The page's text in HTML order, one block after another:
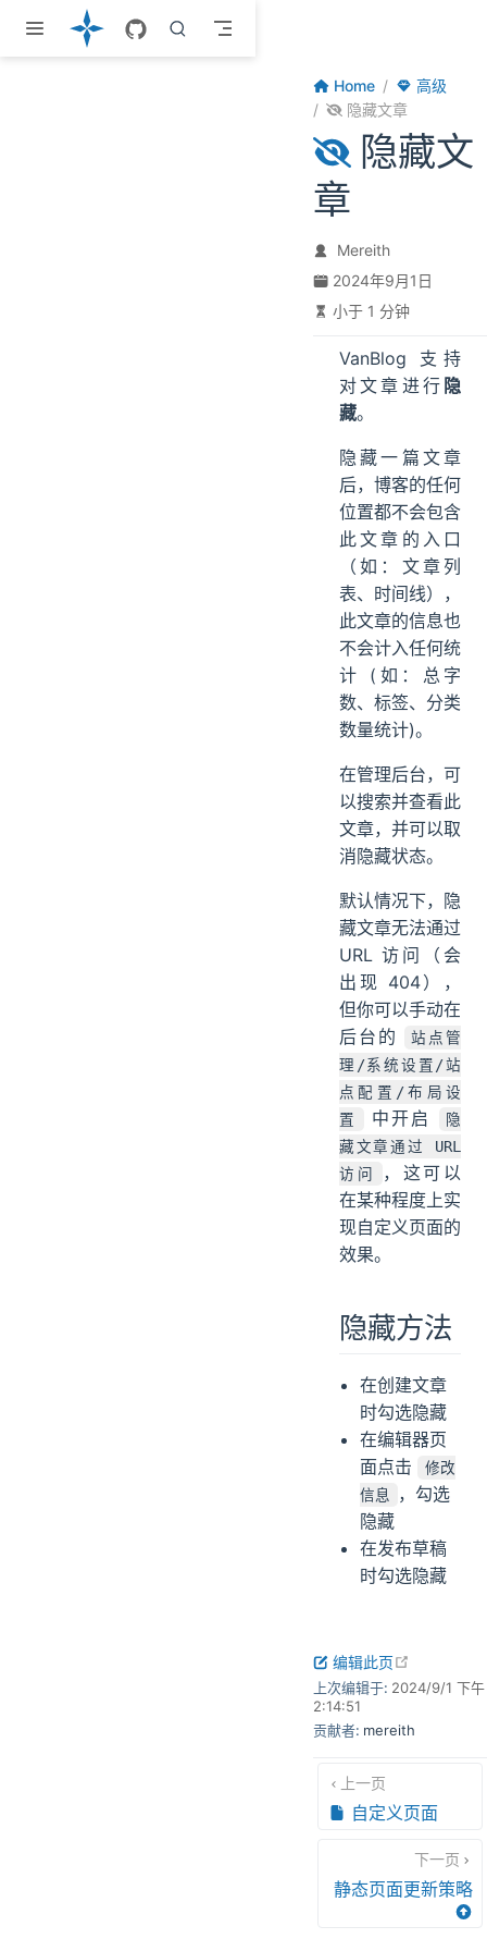
跳至主要內容
Home
高级
隐藏文章
隐藏文
章
Mereith
2024年9月1日
小于 1 分钟
VanBlog 支持
对文章进行 隐
藏。
隐藏一篇文章
后，博客的任何
位置都不会包含
此文章的入口
（如：文章列
表、时间线），
此文章的信息也
不会计入任何统
计 (如：总字
数、标签、分类
数量统计)。
在管理后台，可
以搜索并查看此
文章，并可以取
消隐藏状态。
默认情况下，隐
藏文章无法通过
URL 访问（会
出现 404），
但你可以手动在
后台的
站点管
理/系统设置/站
点配置/布局设
置
中开启
隐
藏文章通过 URL
访问
，这可以
在某种程度上实
现自定义页面的
效果。
隐藏方法
在创建文章
时勾选隐藏
在编辑器页
面点击
修改
信息
，勾选
隐藏
在发布草稿
时勾选隐藏
编辑此页
上次编辑于: 2024/9/1 下午
2:14:51
贡献者: mereith
上一页
自定义页面
下一页
静态页面更新策略